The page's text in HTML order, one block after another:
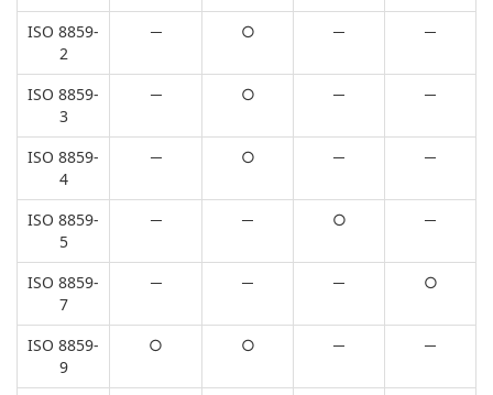
ISO 8859-
2
─ ○ ─ ─
ISO 8859-
3
─ ○ ─ ─
ISO 8859-
4
─ ○ ─ ─
ISO 8859-
5
─ ─ ○ ─
ISO 8859-
7
─ ─ ─ ○
ISO 8859-
9
○ ○ ─ ─